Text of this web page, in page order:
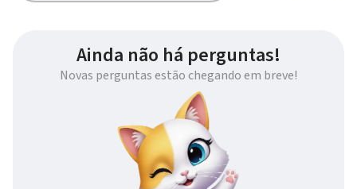
Ainda não há perguntas!
Novas perguntas estão chegando em breve!